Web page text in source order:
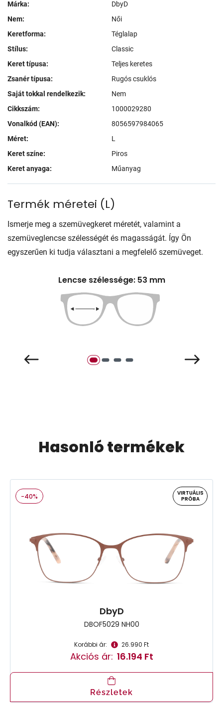
Márka:
DbyD
Nem:
Női
Keretforma:
Téglalap
Stílus:
Classic
Keret típusa:
Teljes keretes
Zsanér típusa:
Rugós csuklós
Saját tokkal rendelkezik:
Nem
Cikkszám:
1000029280
Vonalkód (EAN):
8056597984065
Méret:
L
Keret színe:
Piros
Keret anyaga:
Műanyag
Termék méretei (L)
Ismerje meg a szemüvegkeret méretét, valamint a
szemüveglencse szélességét és magasságát. Így Ön
egyszerűen ki tudja választani a megfelelő szemüveget.
Lencse szélessége: 53 mm
Hasonló termékek
-40%
VIRTUÁLIS
PRÓBA
DbyD
DBOF5029 NH00
Korábbi ár: 26.990 Ft
Akciós ár: 16.194 Ft
Részletek